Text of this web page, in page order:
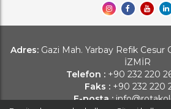
Adres: Gazi Mah. Yarbay Refik Cesur
İZMİR
Telefon : +90 232 220
Faks :+90 232 220
E-posta :